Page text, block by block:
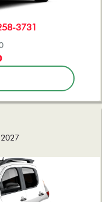
3731